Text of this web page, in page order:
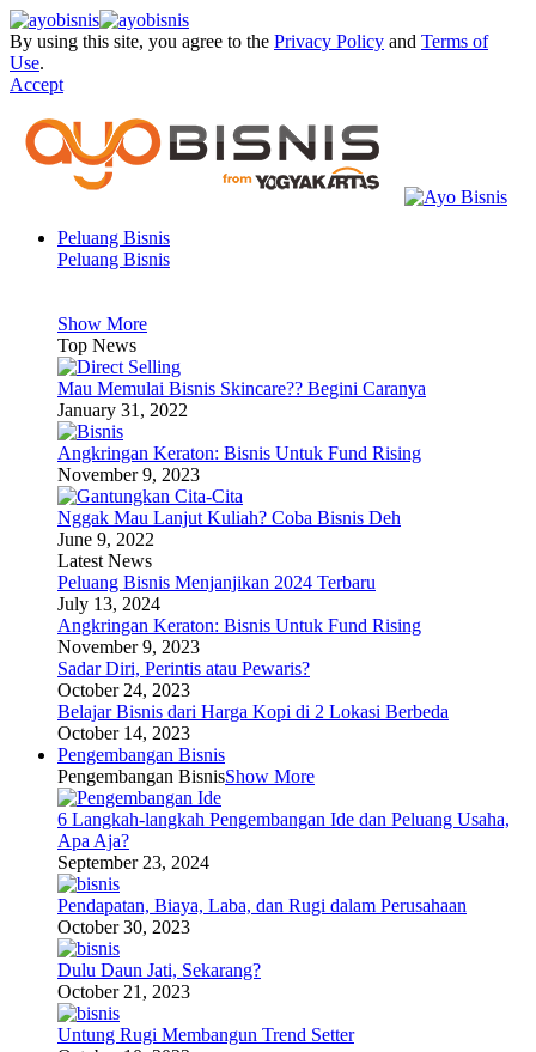
By using this site, you agree to the Privacy Policy and Terms of
Use.
Accept
Peluang Bisnis
Peluang Bisnis
Show More
Top News
Mau Memulai Bisnis Skincare?? Begini Caranya
January 31, 2022
Angkringan Keraton: Bisnis Untuk Fund Rising
November 9, 2023
Nggak Mau Lanjut Kuliah? Coba Bisnis Deh
June 9, 2022
Latest News
Peluang Bisnis Menjanjikan 2024 Terbaru
July 13, 2024
Angkringan Keraton: Bisnis Untuk Fund Rising
November 9, 2023
Sadar Diri, Perintis atau Pewaris?
October 24, 2023
Belajar Bisnis dari Harga Kopi di 2 Lokasi Berbeda
October 14, 2023
Pengembangan Bisnis
Pengembangan BisnisShow More
6 Langkah-langkah Pengembangan Ide dan Peluang Usaha,
Apa Aja?
September 23, 2024
Pendapatan, Biaya, Laba, dan Rugi dalam Perusahaan
October 30, 2023
Dulu Daun Jati, Sekarang?
October 21, 2023
Untung Rugi Membangun Trend Setter